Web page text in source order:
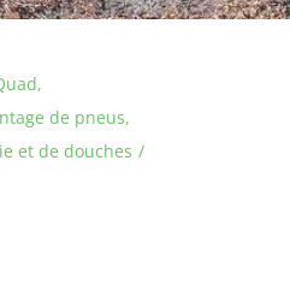
de pneus
et de douches